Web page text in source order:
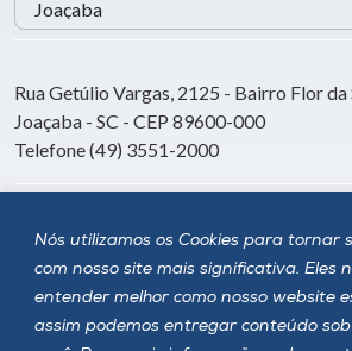
Nós utilizamos os Cookies para tornar
com nosso site mais significativa. Eles
entender melhor como nosso website
assim podemos entregar conteúdo
Rua Getúlio Vargas, 2125 - Bairro Flor da
Joaçaba - SC - CEP 89600-000
Telefone (49) 3551-2000
Siga a Unoesc